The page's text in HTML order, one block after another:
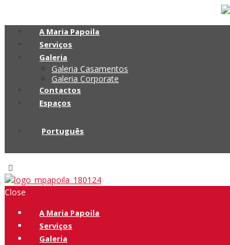
A Maria Papoila
Serviços
Galeria
Galeria Casamentos
Galeria Corporate
Contactos
Espaços
Português
Close
A Maria Papoila
Serviços
Galeria